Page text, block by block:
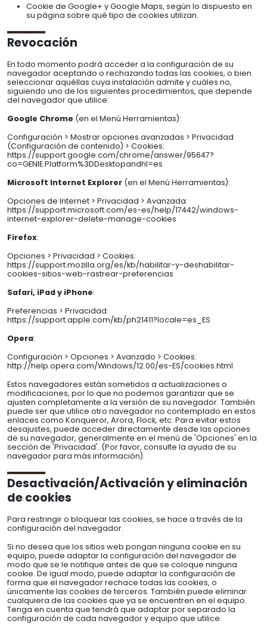
Cookie de Google+ y Google Maps, según lo dispuesto en
su página sobre qué tipo de cookies utilizan.
Revocación
En todo momento podrá acceder a la configuración de su
navegador aceptando o rechazando todas las cookies, o bien
seleccionar aquéllas cuya instalación admite y cuáles no,
siguiendo uno de los siguientes procedimientos, que depende
del navegador que utilice:
Google Chrome (en el Menú Herramientas):
Configuración > Mostrar opciones avanzadas > Privacidad
(Configuración de contenido) > Cookies:
https://support.google.com/chrome/answer/95647?
co=GENIE.Platform%3DDesktopandhl=es
Microsoft Internet Explorer (en el Menú Herramientas):
Opciones de Internet > Privacidad > Avanzada:
https://support.microsoft.com/es-es/help/17442/windows-
internet-explorer-delete-manage-cookies
Firefox:
Opciones > Privacidad > Cookies:
https://support.mozilla.org/es/kb/habilitar-y-deshabilitar-
cookies-sitios-web-rastrear-preferencias
Safari, iPad y iPhone:
Preferencias > Privacidad:
https://support.apple.com/kb/ph21411?locale=es_ES
Opera:
Configuración > Opciones > Avanzado > Cookies:
http://help.opera.com/Windows/12.00/es-ES/cookies.html
Estos navegadores están sometidos a actualizaciones o
modificaciones, por lo que no podemos garantizar que se
ajusten completamente a la versión de su navegador. También
puede ser que utilice otro navegador no contemplado en estos
enlaces como Konqueror, Arora, Flock, etc. Para evitar estos
desajustes, puede acceder directamente desde las opciones
de su navegador, generalmente en el menú de 'Opciones' en la
sección de 'Privacidad'. (Por favor, consulte la ayuda de su
navegador para más información).
Desactivación/Activación y eliminación
de cookies
Para restringir o bloquear las cookies, se hace a través de la
configuración del navegador.
Si no desea que los sitios web pongan ninguna cookie en su
equipo, puede adaptar la configuración del navegador de
modo que se le notifique antes de que se coloque ninguna
cookie. De igual modo, puede adaptar la configuración de
forma que el navegador rechace todas las cookies, o
únicamente las cookies de terceros. También puede eliminar
cualquiera de las cookies que ya se encuentren en el equipo.
Tenga en cuenta que tendrá que adaptar por separado la
configuración de cada navegador y equipo que utilice.